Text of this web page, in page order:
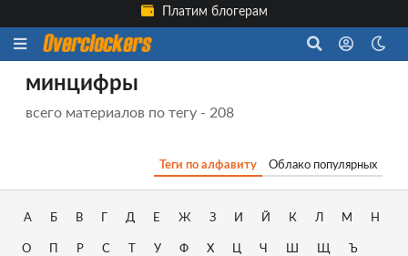
Платим блогерам
минцифры
всего материалов по тегу - 208
Теги по алфавиту Облако популярных
А Б В Д Е Ж З И Й К Л М Н
О Р С У Ф Х Ц Ч Ш Щ Ъ